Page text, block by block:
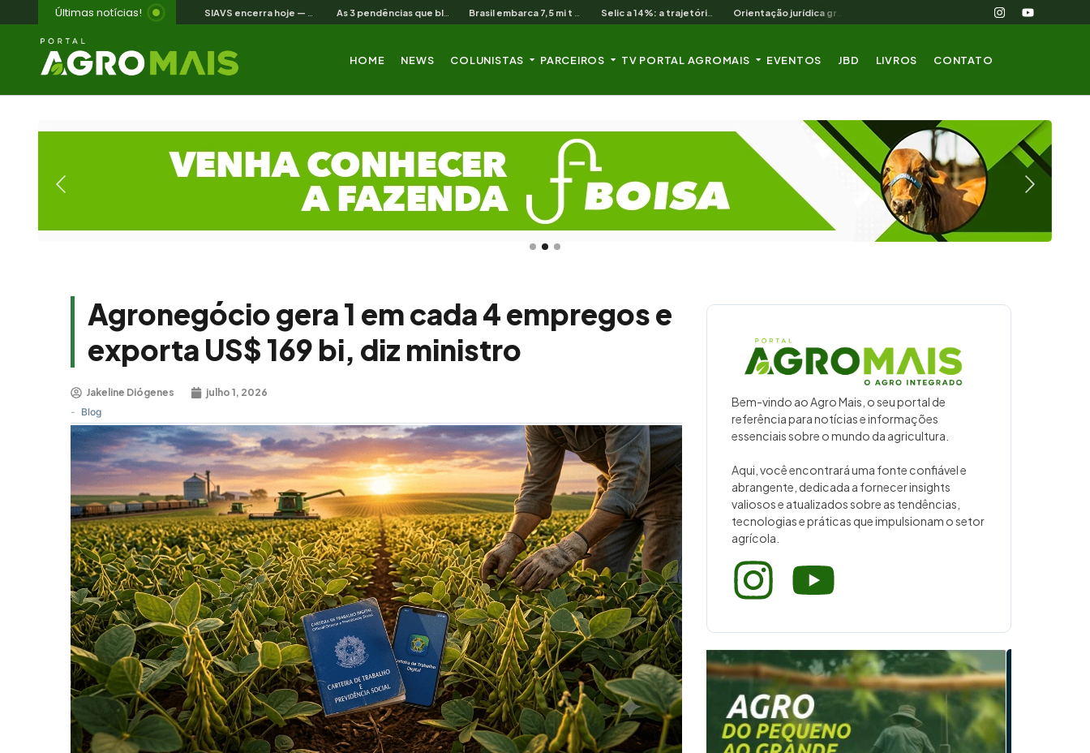
Últimas notícias!
HOME NEWS COLUNISTAS PARCEIROS TV PORTAL AGROMAIS EVENTOS JBD LIVROS CONTATO
Agronegócio gera 1 em cada 4 empregos e
exporta US$ 169 bi, diz ministro
Jakeline Diógenes
julho 1, 2026
- Blog
Bem-vindo ao Agro Mais, o seu portal de
referência para notícias e informações
essenciais sobre o mundo da agricultura.
Aqui, você encontrará uma fonte confiável e
abrangente, dedicada a fornecer insights
valiosos e atualizados sobre as tendências,
tecnologias e práticas que impulsionam o setor
agrícola.